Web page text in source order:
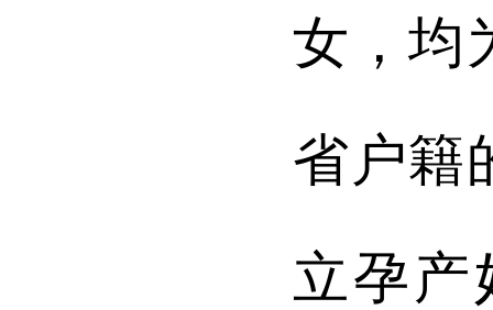
女，均
省户籍
立孕产